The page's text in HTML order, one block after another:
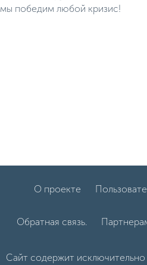
мы победим любой кризис!
О проекте
Обратная связь.
Сайт содержит